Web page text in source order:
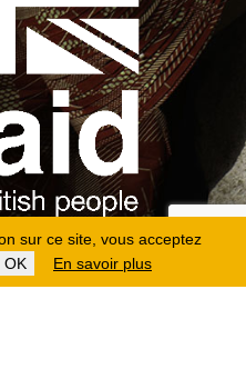
sur ce site, vous acceptez
OK En savoir plus